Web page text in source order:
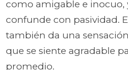
como amigable e inocuo,
confunde con pasividad.
también da una
que se siente agradable
promedio.